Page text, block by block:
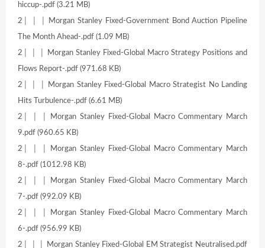
hiccup-.pdf (3.21 MB)
2│ │ │ Morgan Stanley Fixed-Government Bond Auction Pipeline
The Month Ahead-.pdf (1.09 MB)
2│ │ │ Morgan Stanley Fixed-Global Macro Strategy Positions and
Flows Report-.pdf (971.68 KB)
2│ │ │ Morgan Stanley Fixed-Global Macro Strategist No Landing
Hits Turbulence-.pdf (6.61 MB)
2│ │ │ Morgan Stanley Fixed-Global Macro Commentary March
9.pdf (960.65 KB)
2│ │ │ Morgan Stanley Fixed-Global Macro Commentary March
8-.pdf (1012.98 KB)
2│ │ │ Morgan Stanley Fixed-Global Macro Commentary March
7-.pdf (992.09 KB)
2│ │ │ Morgan Stanley Fixed-Global Macro Commentary March
6-.pdf (956.99 KB)
2│ │ │ Morgan Stanley Fixed-Global EM Strategist Neutralised.pdf